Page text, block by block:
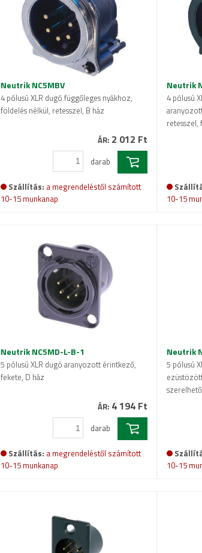
Neutrik NC5MBV
4 pólusú XLR dugó függőleges nyákhoz,
földelés nélkül, retesszel, B ház
ÁR: 2 012 Ft
darab
Szállítás: a megrendeléstől számított
10-15 munkanap
Neutrik
4 pólusú
retesszel,
10-15
Neutrik NC5MD-L-B-1
5 pólusú XLR dugó aranyozott érintkező,
fekete, D ház
ÁR: 4 194 Ft
darab
Szállítás: a megrendeléstől számított
10-15 munkanap
Neutrik
5 pólusú
10-15